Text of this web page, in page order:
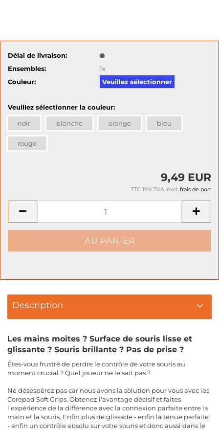
Délai de livraison:
Ensembles:
1x
Couleur:
Veuillez sélectionner
Veuillez sélectionner la couleur:
noir blanche orange bleu
rouge
9,49 EUR
TTC 19% TVA. excl. frais de port
Description
Les mains moites ? Surface de souris lisse et
glissante ? Souris brillante ? Pas de prise ?
Êtes-vous frustré de perdre le contrôle de votre souris au
moment crucial ? Quel joueur ne le sait pas ?
Ne désespérez pas car nous avons la solution pour vous avec les
Corepad Soft Grips. Obtenez l'avantage décisif et faites
l'expérience de la différence avec la connexion parfaite entre la
main et la souris. Enfin plus de glissade - enfin la tenue parfaite
- enfin un contrôle absolu sur votre souris et donc aussi dans le